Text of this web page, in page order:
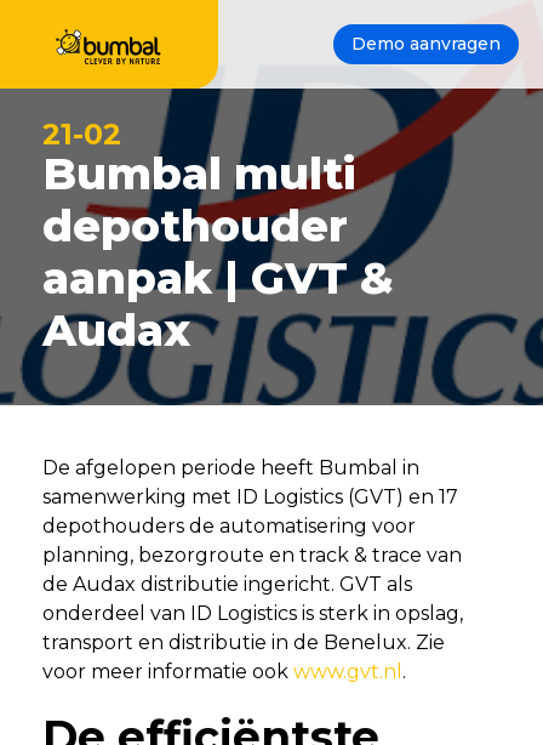
Demo aanvragen
21-02
Bumbal multi
depothouder
aanpak | GVT &
Audax
De afgelopen periode heeft Bumbal in
samenwerking met ID Logistics (GVT) en 17
depothouders de automatisering voor
planning, bezorgroute en track & trace van
de Audax distributie ingericht. GVT als
onderdeel van ID Logistics is sterk in opslag,
transport en distributie in de Benelux. Zie
voor meer informatie ook www.gvt.nl .